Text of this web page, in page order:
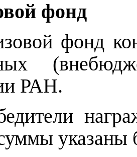
фонд
фонд
РАН.
указаны